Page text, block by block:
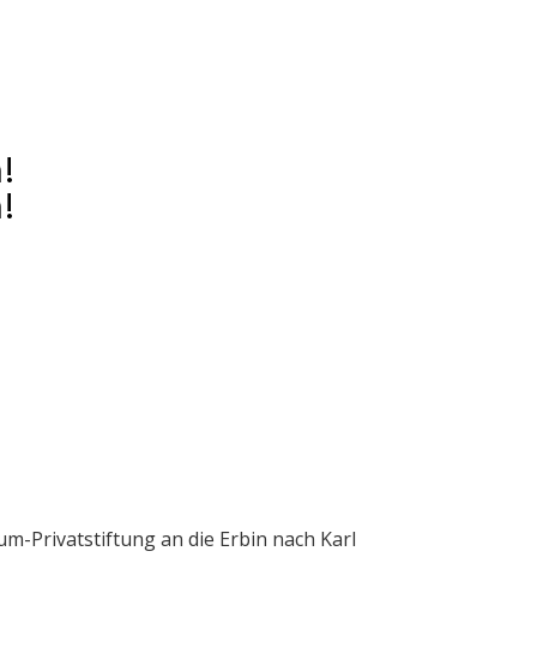
Privatstiftung an die Erbin nach Karl